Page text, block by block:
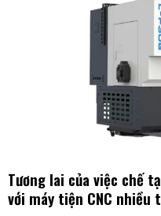
Tương lai của việc chế
với máy tiện CNC nhiều